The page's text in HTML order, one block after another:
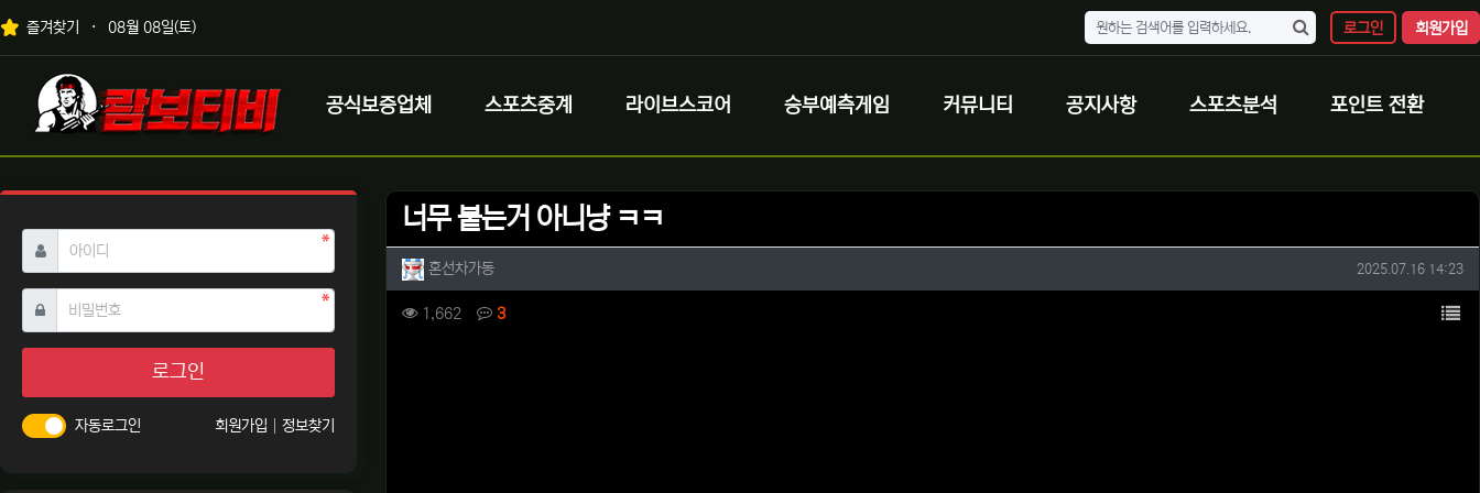
상단 네비
즐겨찾기 08월 08일(토) 로그인 회원가입
메인 메뉴
로고
공식보증업체 스포츠중계 라이브스코어 승부예측게임 커뮤니티 공지사항 스포츠분석 포인트 전환
너무 붙는거 아니냥 ㅋㅋ
작성자 정보
혼선차가동작성 작성일
2025.07.16 14:23
컨텐츠 정보
1,662 조회 3댓글 목
아이디 필수
비밀번호필수
로그인
자동로그인 회원가입 정보찾기